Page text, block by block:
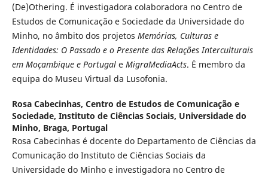
(De)Othering. É investigadora colaboradora no Centro de
Estudos de Comunicação e Sociedade da Universidade do
Minho, no âmbito dos projetos Memórias, Culturas e
Identidades: O Passado e o Presente das Relações Interculturais
em Moçambique e Portugale MigraMediaActs. É membro da
equipa do Museu Virtual da Lusofonia.
Rosa Cabecinhas, Centro de Estudos de Comunicação e
Sociedade, Instituto de Ciências Sociais, Universidade do
Minho, Braga, Portugal
Rosa Cabecinhas é docente do Departamento de Ciências da
Comunicação do Instituto de Ciências Sociais da
Universidade do Minho e investigadora no Centro de